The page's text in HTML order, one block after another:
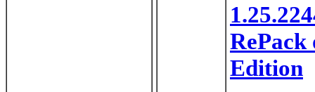
RePack
Edition